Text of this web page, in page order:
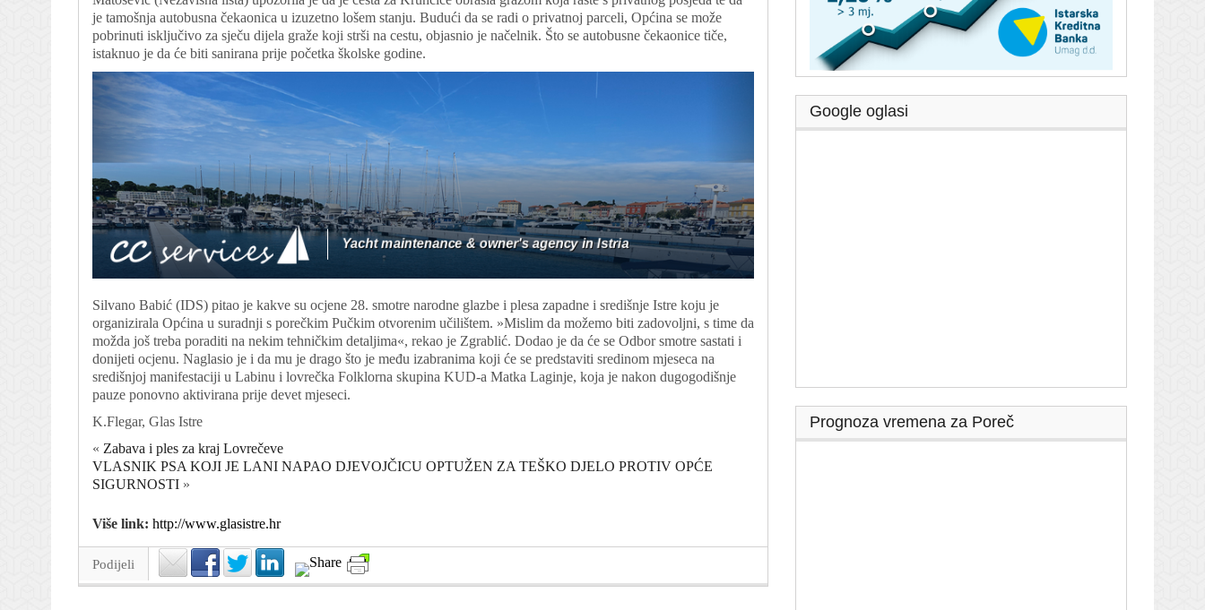
je tamošnja autobusna čekaonica u izuzetno lošem stanju. Budući da se radi o privatnoj parceli, Općina se može
pobrinuti isključivo za sječu dijela graže koji strši na cestu, objasnio je načelnik. Što se autobusne čekaonice tiče,
istaknuo je da će biti sanirana prije početka školske godine.
Silvano Babić (IDS) pitao je kakve su ocjene 28. smotre narodne glazbe i plesa zapadne i središnje Istre koju je
organizirala Općina u suradnji s porečkim Pučkim otvorenim učilištem. »Mislim da možemo biti zadovoljni, s time da
možda još treba poraditi na nekim tehničkim detaljima«, rekao je Zgrablić. Dodao je da će se Odbor smotre sastati i
donijeti ocjenu. Naglasio je i da mu je drago što je među izabranima koji će se predstaviti sredinom mjeseca na
središnjoj manifestaciji u Labinu i lovrečka Folklorna skupina KUD-a Matka Laginje, koja je nakon dugogodišnje
pauze ponovno aktivirana prije devet mjeseci.
K.Flegar, Glas Istre
« Zabava i ples za kraj Lovrečeve
VLASNIK PSA KOJI JE LANI NAPAO DJEVOJČICU OPTUŽEN ZA TEŠKO DJELO PROTIV OPĆE
SIGURNOSTI »
Više link: http://www.glasistre.hr
Podijeli
Google oglasi
Prognoza vremena za Poreč